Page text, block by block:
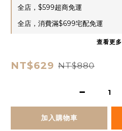
全店，$599超商免運
全店，消費滿$699宅配免運
查看更多
NT$629 NT$880
加入購物車